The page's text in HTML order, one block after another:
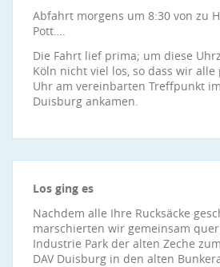
Abfahrt morgens um 8:30 von zu
Pott….
Die Fahrt lief prima; um diese
Köln nicht viel los, so dass wir
Uhr am vereinbarten Treffpunkt
Duisburg ankamen.
Los ging es
Nachdem alle Ihre Rucksäcke
marschierten wir gemeinsam
Industrie Park der alten Zeche
DAV Duisburg in den alten